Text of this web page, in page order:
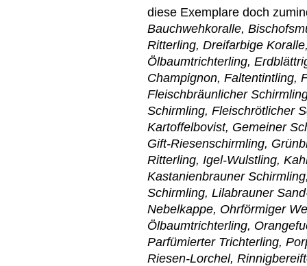
diese Exemplare doch
Bauchwehkoralle,
Ritterling, Dreifarbige
Ölbaumtrichterling,
Champignon, Faltentintling,
Fleischbräunlicher
Schirmling, Fleischrötlicher
Kartoffelbovist, Gemeiner
Gift-Riesenschirmling,
Ritterling, Igel-Wulstling,
Kastanienbrauner
Schirmling, Lilabrauner
Nebelkappe, Ohrförmiger
Ölbaumtrichterling,
Parfümierter Trichterling,
Riesen-Lorchel,